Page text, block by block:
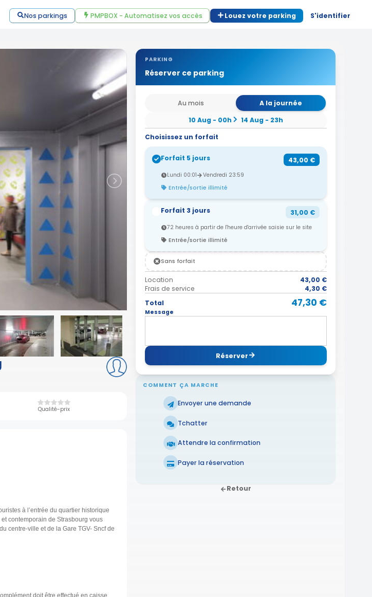
Nos parkings PMPBOX - Automatisez vos accès Louez votre parking S'identifier
Qualité-prix
PARKING
Réserver ce parking
Au mois
A la journée
10 Aug - 00h
14 Aug - 23h
Choisissez un forfait
Forfait 5 jours 43,00 €
Lundi 00:01
Vendredi 23:59
Entrée/sortie illimité
Forfait 3 jours 31,00 €
72 heures à partir de l'heure d'arrivée saisie sur le site
Entrée/sortie illimité
Sans forfait
Location
43,00 €
Frais de service
4,30 €
Total
47,30 €
Message
Réserver
COMMENT ÇA MARCHE
Envoyer une demande
Tchatter
Attendre la confirmation
Payer la réservation
Retour
à l’entrée du quartier historique
contemporain de Strasbourg vous
centre-ville et de la Gare TGV- Sncf de
doit être effectué en caisse